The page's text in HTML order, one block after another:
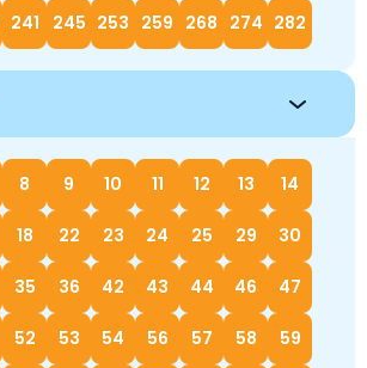
241 245 253 259 268 274 282
8 9 10 11 12 13 14
18 22 23 24 25 29 30
35 36 42 43 44 46 47
52 53 54 56 57 58 59